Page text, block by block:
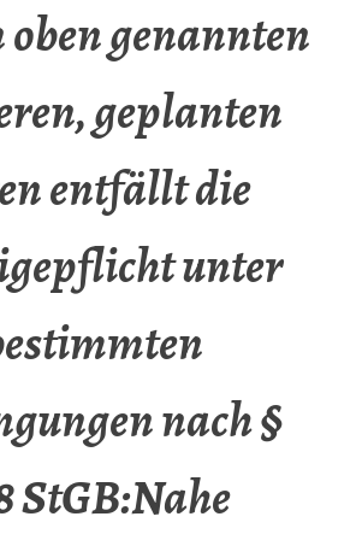
oben genannten
geplanten
entfällt die
unter
nach §
StGB:Nahe